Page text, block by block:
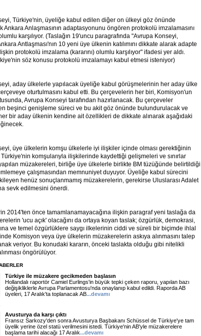
Türkiye'nin, üyeliğe kabul edilen diğer on ülkeyi göz önünde
Ankara Anlaşmasının adaptasyonunu öngören protokolü imzalamasını
karşılıyor. (Taslağın 19'uncu paragrafında "Avrupa Konseyi,
Antlaşması'nın 10 yeni üye ülkenin katılımını dikkate alarak adapte
protokolü imzalama (kararını) olumlu karşılıyor" ifadesi yer aldı.
söz konusu protokolü imzalamayı kabul etmesi isteniyor)
aday ülkelerle yapılacak üyeliğe kabul görüşmelerinin her aday ülke
oturtulmasını kabul etti. Bu çerçevelerin her biri, Komisyon'un
Avrupa Konseyi tarafından hazırlanacak. Bu çerçeveler
beşinci genişleme süreci ve bu akit göz önünde bulundurulacak ve
bir aday ülkenin kendine ait özellikleri de dikkate alınarak aşağıdaki
üye ülkelerin komşu ülkelerle iyi ilişkiler içinde olması gerektiğinin
Türkiye'nin komşularıyla ilişkilerinde kaydettiği gelişmeleri ve sınırlar
müzakereleri, birliğe üye ülkelerle birlikte BM tüzüğünde belirtildiği
çalışmasından memnuniyet duyuyor. Üyeliğe kabul sürecini
henüz sonuçlanmamış müzakerelerin, gerekirse Uluslarası Adalet
sevk edilmesini önerdi.
2014'ten önce tamamlanamayacağına ilişkin paragraf yeni taslağa da
'ucu açık' olacağını da ortaya koyan taslak; özgürlük, demokrasi,
ve temel özgürlüklere saygı ilkelerinin ciddi ve süreli bir biçimde ihlal
Komisyon veya üye ülkelerin müzakerelerin askıya alınmasını talep
veriyor. Bu konudaki kararın, önceki taslakta olduğu gibi nitelikli
öngörülüyor.
Türkiye ile müzakere gecikmeden başlasın
Hollandalı raportör Camiel Eurlings'in büyük tepki çeken raporu, yapılan bazı
değişikliklerle Avrupa Parlamentosu'nda onaylanıp kabul edildi. Raporda AB
üyeleri, 17 Aralık'ta toplanacak AB...devamı
Avusturya da karşı çıktı
Fransız Sarkozy'den sonra Avusturya Başbakanı Schüssel de Türkiye'ye tam
üyelik yerine özel statü verilmesini istedi. Türkiye'nin AB'yle müzakerelere
başlama tarihi alacağı 17 Aralık...devamı